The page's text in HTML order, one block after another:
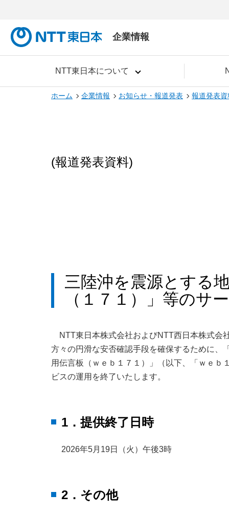
企業情報
NTT東日本について
ホーム 企業情報 お知らせ・報道発表 報道発表資
(報道発表資料)
三陸沖を震源とする
（１７１）」等のサ
NTT東日本株式会社およびNTT西日本株式会
方々の円滑な安否確認手段を確保するために、
用伝言板（ｗｅｂ１７１）」（以下、「ｗｅ
ビスの運用を終了いたします。
1．提供終了日時
2026年5月19日（火）午後3時
2．その他